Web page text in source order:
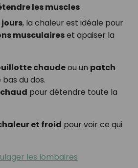
les muscles
, la chaleur est idéale pour
musculaireset apaiser la
chaudeou un patch
bas du dos.
pour détendre toute la
et froid pour voir ce qui
les lombaires